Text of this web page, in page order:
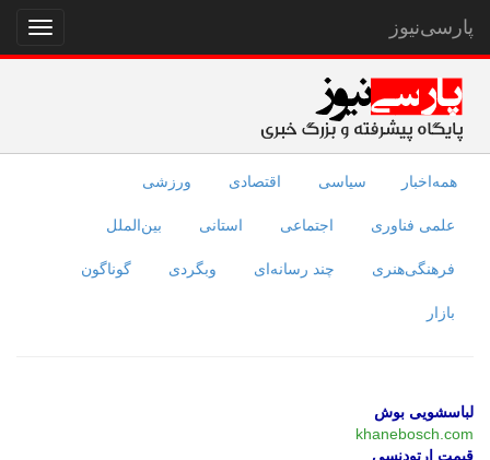
نمایش
منو
پارسی‌نیوز
همه‌اخبار سیاسی اقتصادی ورزشی
علمی فناوری اجتماعی استانی بین‌الملل
فرهنگی‌هنری چند رسانه‌ای وبگردی گوناگون
بازار
لباسشویی بوش
khanebosch.com
قیمت ارتودنسی